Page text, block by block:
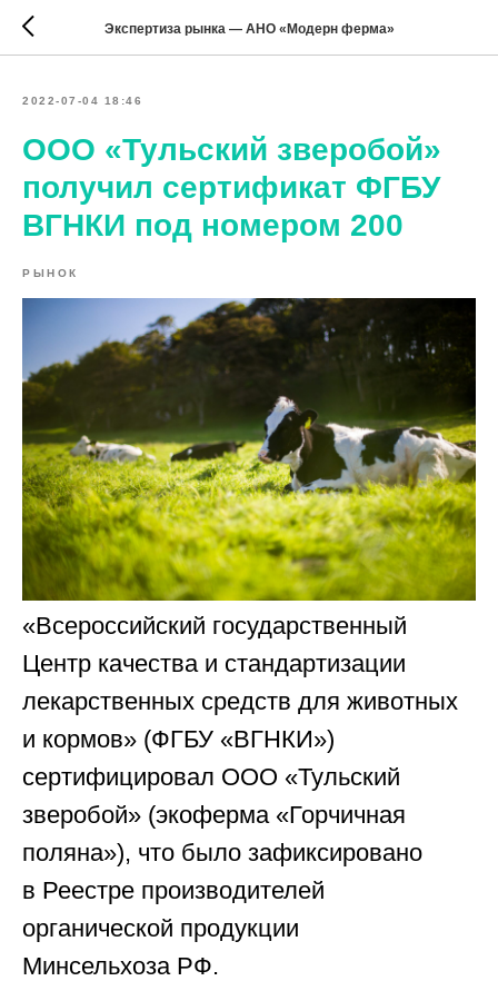
Экспертиза рынка — АНО «Модерн ферма»
2022-07-04 18:46
ООО «Тульский зверобой»
получил сертификат ФГБУ
ВГНКИ под номером 200
РЫНОК
«Всероссийский государственный
Центр качества и стандартизации
лекарственных средств для животных
и кормов» (ФГБУ «ВГНКИ»)
сертифицировал ООО «Тульский
зверобой» (экоферма «Горчичная
поляна»), что было зафиксировано
в Реестре производителей
органической продукции
Минсельхоза РФ.